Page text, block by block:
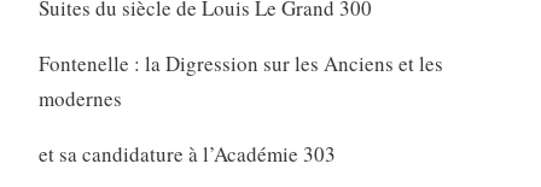
Suites du siècle de Louis Le Grand 300
Fontenelle : la Digression sur les Anciens et les
modernes
et sa candidature à l’Académie 303